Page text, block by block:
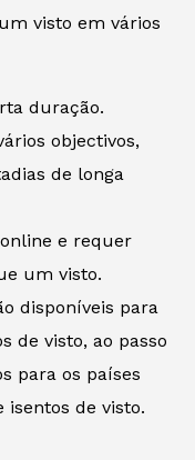
visto em vários
duração.
objectivos,
de longa
e requer
um visto.
disponíveis para
de visto, ao passo
para os países
de visto.